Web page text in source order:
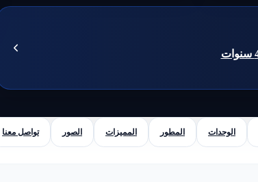
الوحدات المطور المميزات الصور تواصل معنا